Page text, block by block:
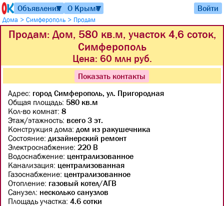
Объявления
▼ О Крыме
▼ Войти
Дома > Симферополь > Продам
Продам: Дом, 580 кв.м, участок 4,6 соток,
Симферополь
Цена: 60 млн руб.
Показать контакты
Адрес: город Симферополь, ул. Пригородная
Общая площадь:580 кв.м
Кол-во комнат:8
Этаж/этажность: всего 3 эт.
Конструкция дома:дом из ракушечника
Состояние:дизайнерский ремонт
Электроснабжение:220 В
Водоснабжение: централизованное
Канализация: централизованная
Газоснабжение: централизованное
Отопление: газовый котел/АГВ
Санузел: несколько санузлов
Площадь участка:4.6 сотки